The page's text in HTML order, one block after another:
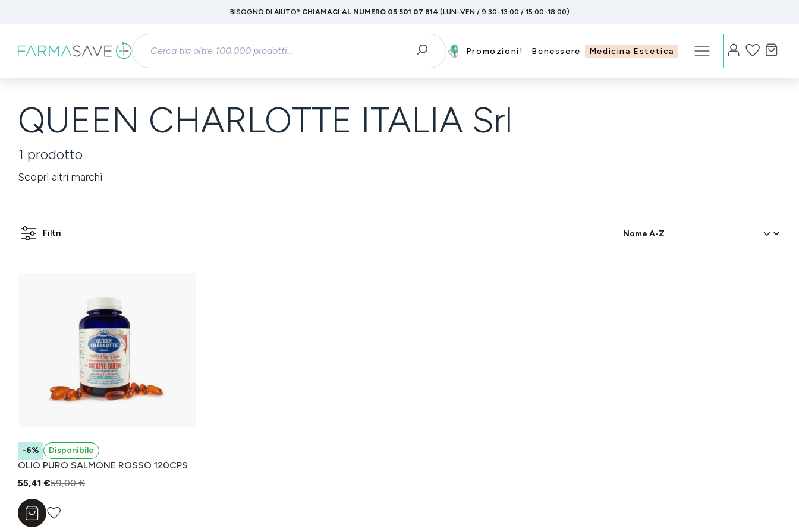
Passa alla navigazione principale
BISOGNO DI AIUTO? CHIAMACI AL NUMERO 05 501 07 814 (LUN-VEN / 9:30-13:00 / 15:00-18:00)
Promozioni! Benessere Medicina Estetica
QUEEN CHARLOTTE ITALIA Srl
1 prodotto
Scopri altri marchi
Filtri
-6% Disponibile
OLIO PURO SALMONE ROSSO 120CPS
55,41 €59,00 €
Aggiungi al carrello